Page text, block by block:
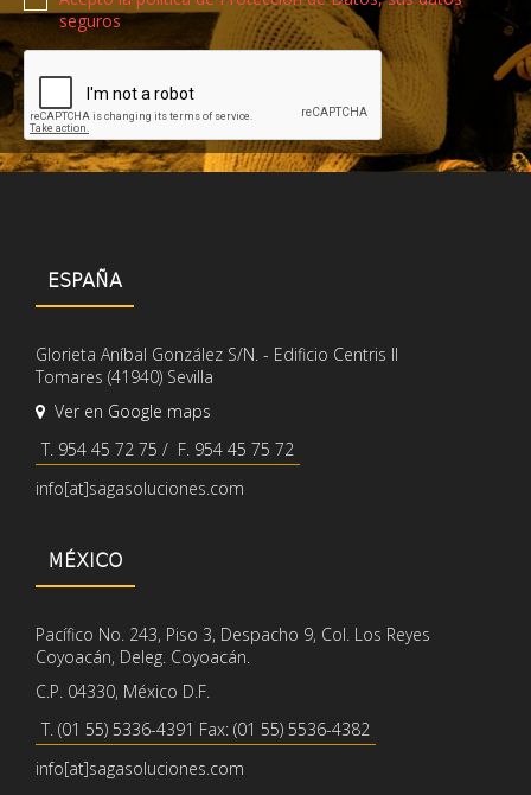
seguros
Recaptcha de Google
ESPAÑA
Glorieta Aníbal González S/N. - Edificio Centris II
Tomares (41940) Sevilla
Ver en Google maps
T. 954 45 72 75 / F. 954 45 75 72
info[at]sagasoluciones.com
MÉXICO
Pacífico No. 243, Piso 3, Despacho 9, Col. Los Reyes
Coyoacán, Deleg. Coyoacán.
C.P. 04330, México D.F.
T. (01 55) 5336-4391 Fax: (01 55) 5536-4382
info[at]sagasoluciones.com